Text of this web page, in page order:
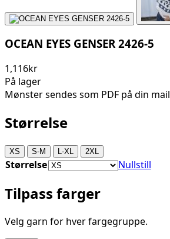
OCEAN EYES GENSER 2426-5
1,116kr
På lager
Mønster sendes som PDF på din mail
Størrelse
XS S-M L-XL 2XL
Størrelse Nullstill
Tilpass farger
Velg garn for hver fargegruppe.